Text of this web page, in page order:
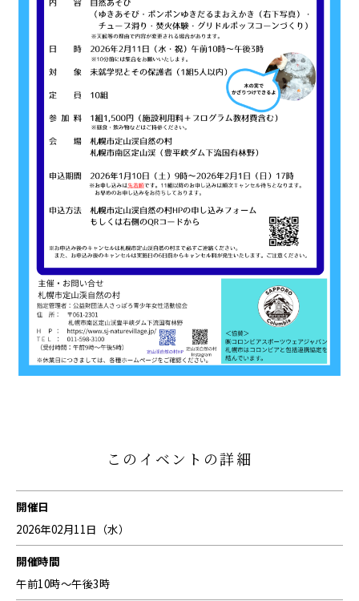
このイベントの詳細
開催日
2026年02月11日（水）
開催時間
午前10時～午後3時